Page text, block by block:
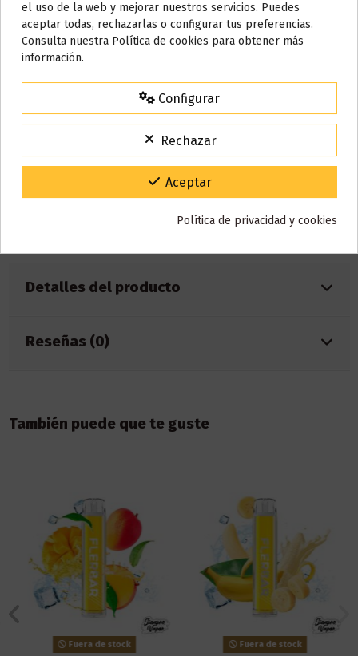
Capacidad: 2ml
Batería: integrada de 500mAh
Detalles del producto
Reseñas (0)
También puede que te guste
Fuera de stock Fuera de stock
AVISO IMPORTANTE
Nos tomamos unos días
15% de descuento
Código:VACACIONES15
Gracias por tu paciencia y por seguir confiando en nosotros.
el uso de la web y mejorar nuestros servicios. Puedes
aceptar todas, rechazarlas o configurar tus preferencias.
Consulta nuestra Política de cookies para obtener más
información.
Configurar
Rechazar
Aceptar
Política de privacidad y cookies